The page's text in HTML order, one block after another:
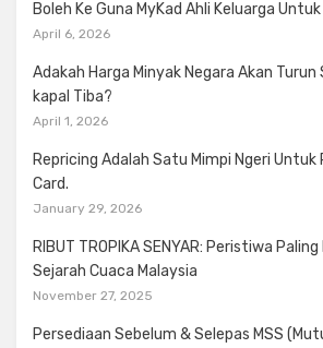
Boleh Ke Guna MyKad Ahli Keluarga
April 6, 2026
Adakah Harga Minyak Negara Akan Turun
kapal Tiba?
April 1, 2026
Repricing Adalah Satu Mimpi Ngeri Untuk
Card.
January 29, 2026
RIBUT TROPIKA SENYAR: Peristiwa
Sejarah Cuaca Malaysia
November 27, 2025
Persediaan Sebelum & Selepas MSS